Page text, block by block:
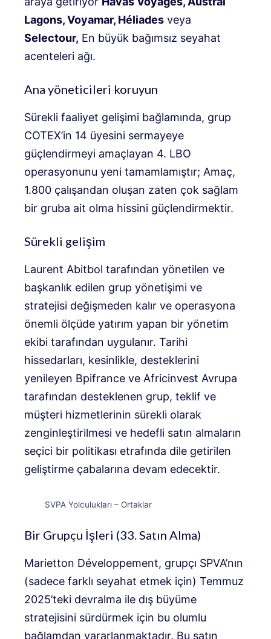
Lagons, Voyamar, Héliades veya
Selectour, En büyük bağımsız seyahat
acenteleri ağı.
Ana yöneticileri koruyun
Sürekli faaliyet gelişimi bağlamında, grup
COTEX’in 14 üyesini sermayeye
güçlendirmeyi amaçlayan 4. LBO
operasyonunu yeni tamamlamıştır; Amaç,
1.800 çalışandan oluşan zaten çok sağlam
bir gruba ait olma hissini güçlendirmektir.
Sürekli gelişim
Laurent Abitbol tarafından yönetilen ve
başkanlık edilen grup yönetişimi ve
stratejisi değişmeden kalır ve operasyona
önemli ölçüde yatırım yapan bir yönetim
ekibi tarafından uygulanır. Tarihi
hissedarları, kesinlikle, desteklerini
yenileyen Bpifrance ve Africinvest Avrupa
tarafından desteklenen grup, teklif ve
müşteri hizmetlerinin sürekli olarak
zenginleştirilmesi ve hedefli satın almaların
seçici bir politikası etrafında dile getirilen
geliştirme çabalarına devam edecektir.
SVPA Yolculukları – Ortaklar
Bir Grupçu İşleri (33. Satın Alma)
Marietton Développement, grupçı SPVA’nın
(sadece farklı seyahat etmek için) Temmuz
2025’teki devralma ile dış büyüme
stratejisini sürdürmek için bu olumlu
bağlamdan yararlanmaktadır. Bu satın